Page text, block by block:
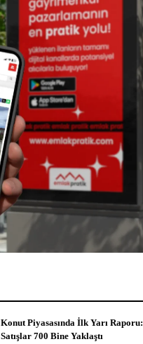
Konut Piyasasında İlk Yarı Raporu:
Satışlar 700 Bine Yaklaştı